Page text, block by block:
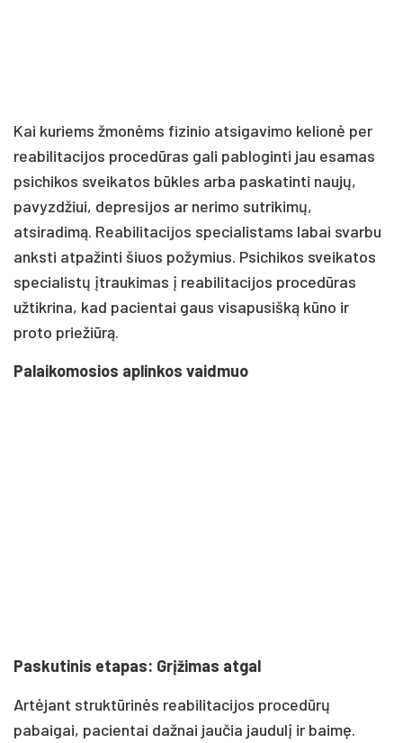
Kai kuriems žmonėms fizinio atsigavimo kelionė per
reabilitacijos procedūras gali pabloginti jau esamas
psichikos sveikatos būkles arba paskatinti naujų,
pavyzdžiui, depresijos ar nerimo sutrikimų,
atsiradimą. Reabilitacijos specialistams labai svarbu
anksti atpažinti šiuos požymius. Psichikos sveikatos
specialistų įtraukimas į reabilitacijos procedūras
užtikrina, kad pacientai gaus visapusišką kūno ir
proto priežiūrą.
Palaikomosios aplinkos vaidmuo
Paskutinis etapas: Grįžimas atgal
Artėjant struktūrinės reabilitacijos procedūrų
pabaigai, pacientai dažnai jaučia jaudulį ir baimę.